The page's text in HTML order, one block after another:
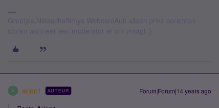
A arjen1 AUTEUR Forum|Forum|14 years ago